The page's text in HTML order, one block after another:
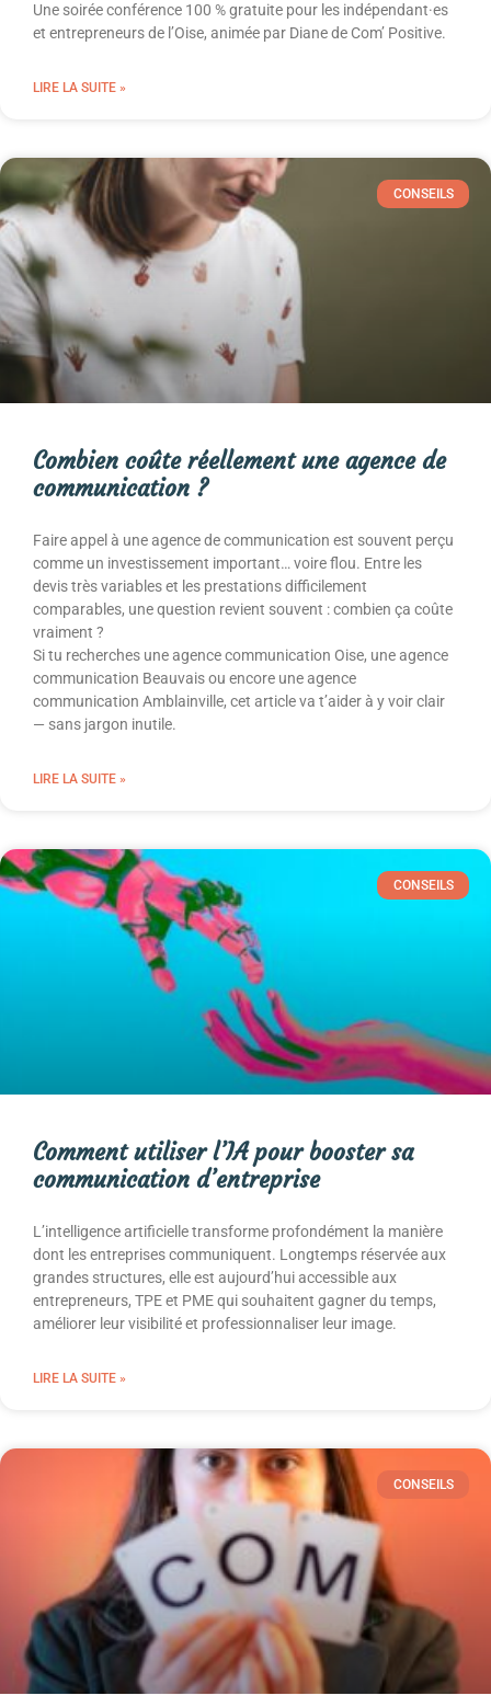
Une soirée conférence 100 % gratuite pour les indépendant·es
et entrepreneurs de l’Oise, animée par Diane de Com’ Positive.
LIRE LA SUITE »
CONSEILS
Combien coûte réellement une agence de
communication ?
Faire appel à une agence de communication est souvent perçu
comme un investissement important… voire flou. Entre les
devis très variables et les prestations difficilement
comparables, une question revient souvent : combien ça coûte
vraiment ?
Si tu recherches une agence communication Oise, une agence
communication Beauvais ou encore une agence
communication Amblainville, cet article va t’aider à y voir clair
— sans jargon inutile.
LIRE LA SUITE »
CONSEILS
Comment utiliser l’IA pour booster sa
communication d’entreprise
L’intelligence artificielle transforme profondément la manière
dont les entreprises communiquent. Longtemps réservée aux
grandes structures, elle est aujourd’hui accessible aux
entrepreneurs, TPE et PME qui souhaitent gagner du temps,
améliorer leur visibilité et professionnaliser leur image.
LIRE LA SUITE »
CONSEILS